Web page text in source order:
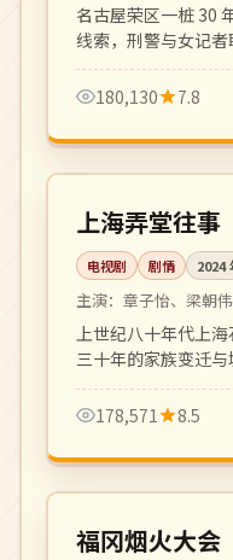
名古屋荣区一桩 30
线索，刑警与女记
转层层递进。
180,130
7.8
中国
完结
上海弄堂往事
电视剧 剧情 2024
主演： 章子怡、梁朝
上世纪八十年代上
三十年的家族变迁
剧的高水准之作。
178,571
8.5
日本
院线
福冈烟火大会